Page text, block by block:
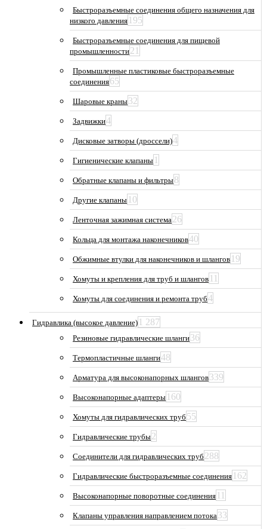
Быстроразъемные соединения общего назначения для
низкого давления 195
Быстроразъемные соединения для пищевой
промышленности21
Промышленные пластиковые быстроразъемные
соединения65
Шаровые краны32
Задвижки4
Дисковые затворы (дроссели)4
Гигиенические клапаны 1
Обратные клапаны и фильтры8
Другие клапаны 10
Ленточная зажимная система26
Кольца для монтажа наконечников40
Обжимные втулки для наконечников и шлангов 19
Хомуты и крепления для труб и шлангов 11
Хомуты для соединения и ремонта труб4
Гидравлика (высокое давление) 1 287
Резиновые гидравлические шланги36
Термопластичные шланги48
Арматура для высоконапорных шлангов339
Высоконапорные адаптеры 160
Хомуты для гидравлических труб 55
Гидравлические трубы2
Соединители для гидравлических труб 288
Гидравлические быстроразъемные соединения 162
Высоконапорные поворотные соединения 11
Клапаны управления направлением потока33